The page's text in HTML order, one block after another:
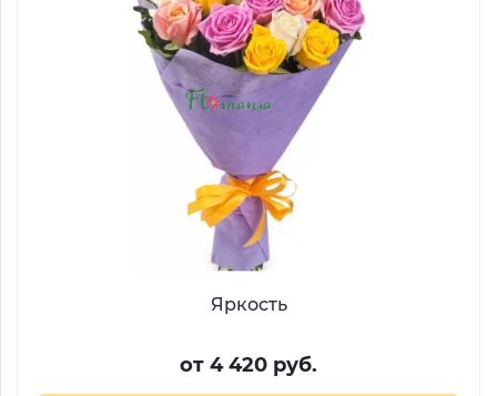
Яркость
от 4 420 руб.